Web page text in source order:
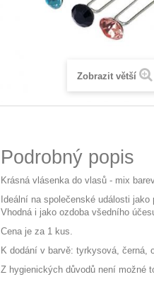
Zobrazit větší
Podrobný popis
Krásná vlásenka do vlasů - mix
Ideální na společenské události jako
Vhodná i jako ozdoba všedního
Cena je za 1 kus.
K dodání v barvě: tyrkysová, černá,
Z hygienických důvodů není možné